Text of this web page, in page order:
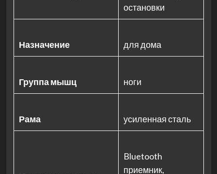
остановки
Назначение для дома
Группа мышц ноги
Рама усиленная сталь
Bluetooth
приемник,